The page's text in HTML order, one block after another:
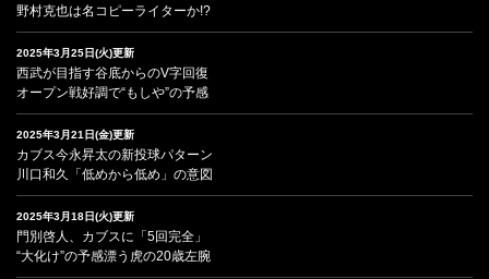
野村克也は名コピーライターか!?
2025年3月25日(火)更新
西武が目指す谷底からのV字回復
オープン戦好調で“もしや”の予感
2025年3月21日(金)更新
カブス今永昇太の新投球パターン
川口和久「低めから低め」の意図
2025年3月18日(火)更新
門別啓人、カブスに「5回完全」
“大化け”の予感漂う虎の20歳左腕